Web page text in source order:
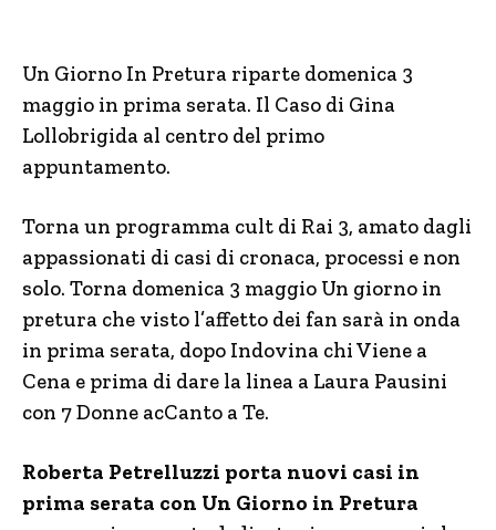
Un Giorno In Pretura riparte domenica 3
maggio in prima serata. Il Caso di Gina
Lollobrigida al centro del primo
appuntamento.
Torna un programma cult di Rai 3, amato dagli
appassionati di casi di cronaca, processi e non
solo. Torna domenica 3 maggio Un giorno in
pretura che visto l’affetto dei fan sarà in onda
in prima serata, dopo Indovina chi Viene a
Cena e prima di dare la linea a Laura Pausini
con 7 Donne acCanto a Te.
Roberta Petrelluzzi porta nuovi casi in
prima serata con Un Giorno in Pretura